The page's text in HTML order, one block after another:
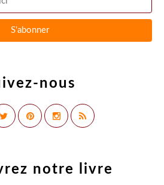
nous
notre livre